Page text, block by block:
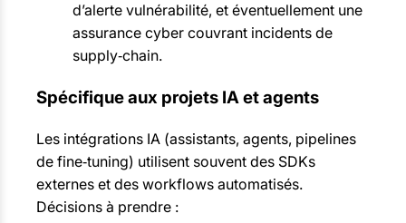
d’alerte vulnérabilité, et éventuellement une
assurance cyber couvrant incidents de
supply‑chain.
Spécifique aux projets IA et agents
Les intégrations IA (assistants, agents, pipelines
de fine‑tuning) utilisent souvent des SDKs
externes et des workflows automatisés.
Décisions à prendre :